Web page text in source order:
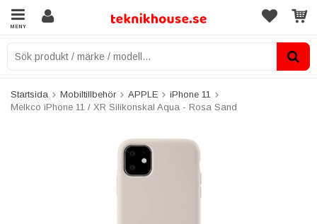
MENY
Startsida Mobiltillbehör APPLE
iPhone 11
Melkco iPhone 11 / XR Silikonskal Aqua - Rosa Sand